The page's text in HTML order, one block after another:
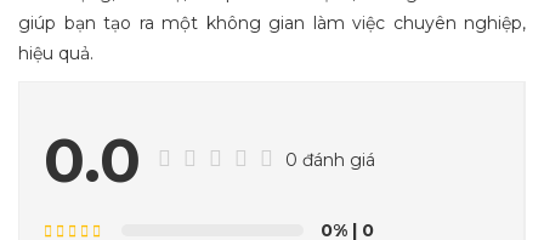
giúp bạn tạo ra một không gian làm việc chuyên nghiệp,
hiệu quả.
0.0 0 đánh giá
0% | 0